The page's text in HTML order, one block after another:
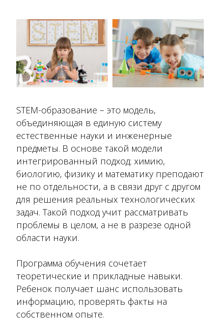
STEM-образование – это модель,
объединяющая в единую систему
естественные науки и инженерные
предметы. В основе такой модели
интегрированный подход: химию,
биологию, физику и математику преподают
не по отдельности, а в связи друг с другом
для решения реальных технологических
задач. Такой подход учит рассматривать
проблемы в целом, а не в разрезе одной
области науки.
Программа обучения сочетает
теоретические и прикладные навыки.
Ребенок получает шанс использовать
информацию, проверять факты на
собственном опыте.